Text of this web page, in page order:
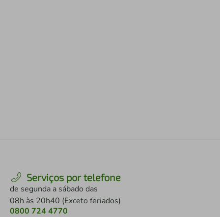
Serviços por telefone
de segunda a sábado das
08h às 20h40 (Exceto feriados)
0800 724 4770